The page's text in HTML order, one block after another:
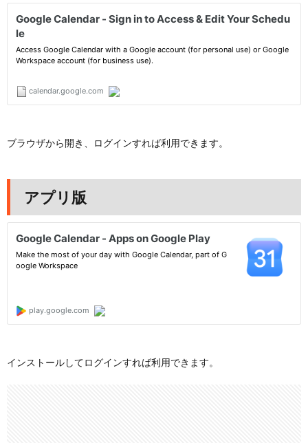
ブラウザから開き、ログインすれば利用できます。
アプリ版
インストールしてログインすれば利用できます。